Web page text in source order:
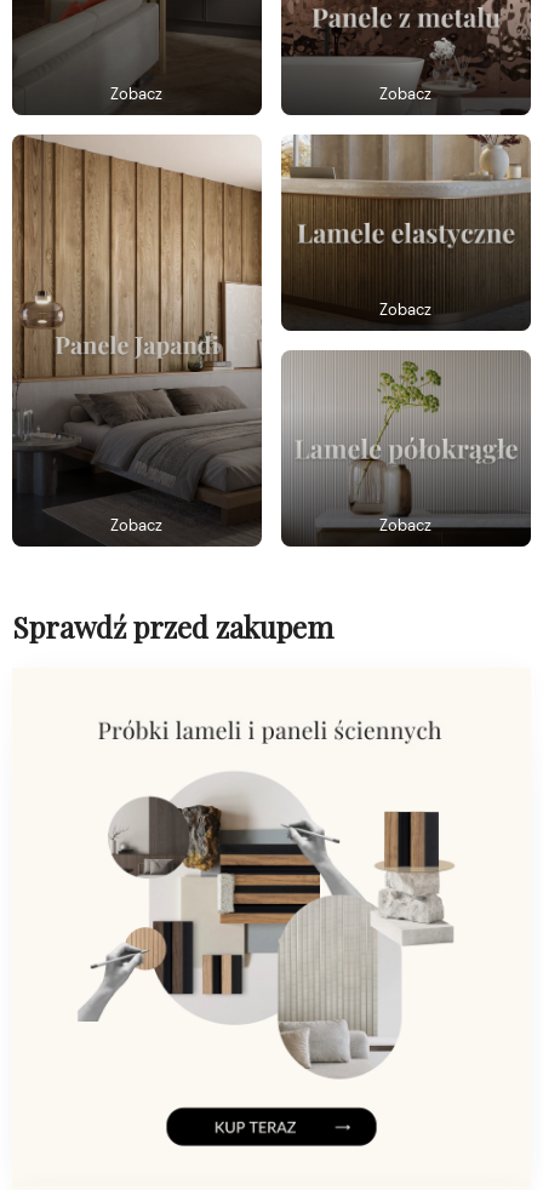
Zobacz Zobacz
Zobacz
Zobacz
Zobacz
Sprawdź przed zakupem